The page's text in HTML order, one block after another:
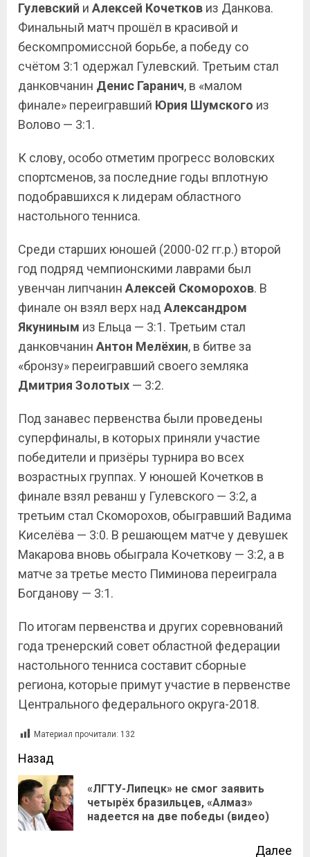
Гулевский и Алексей Кочетков из Данкова.
Финальный матч прошёл в красивой и
бескомпромиссной борьбе, а победу со
счётом 3:1 одержал Гулевский. Третьим стал
данковчанин Денис Гаранич, в «малом
финале» переигравший Юрия Шумского из
Волово — 3:1.
К слову, особо отметим прогресс воловских
спортсменов, за последние годы вплотную
подобравшихся к лидерам областного
настольного тенниса.
Среди старших юношей (2000-02 гг.р.) второй
год подряд чемпионскими лаврами был
увенчан липчанин Алексей Скоморохов. В
финале он взял верх над Александром
Якуниным из Ельца — 3:1. Третьим стал
данковчанин Антон Мелёхин, в битве за
«бронзу» переигравший своего земляка
Дмитрия Золотых — 3:2.
Под занавес первенства были проведены
суперфиналы, в которых приняли участие
победители и призёры турнира во всех
возрастных группах. У юношей Кочетков в
финале взял реванш у Гулевского — 3:2, а
третьим стал Скоморохов, обыгравший Вадима
Киселёва — 3:0. В решающем матче у девушек
Макарова вновь обыграла Кочеткову — 3:2, а в
матче за третье место Пиминова переиграла
Богданову — 3:1.
По итогам первенства и других соревнований
года тренерский совет областной федерации
настольного тенниса составит сборные
региона, которые примут участие в первенстве
Центрального федерального округа-2018.
Материал прочитали: 132
Назад
«ЛГТУ-Липецк» не смог заявить
четырёх бразильцев, «Алмаз»
надеется на две победы (видео)
Далее